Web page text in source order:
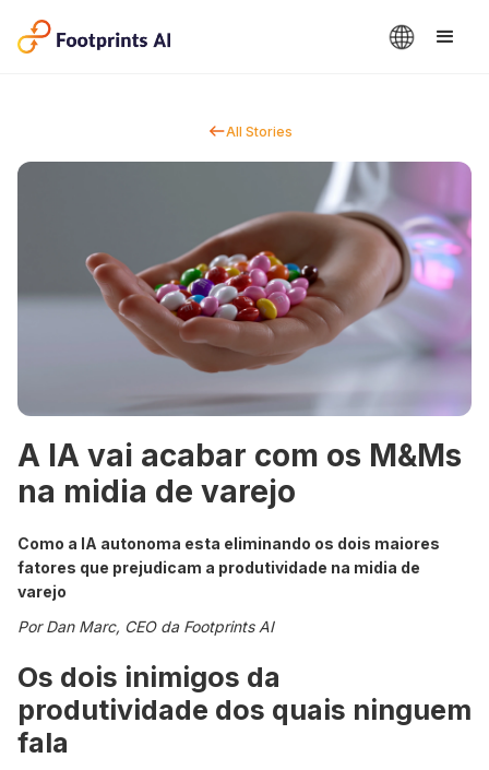
All Stories
A IA vai acabar com os M&Ms
na midia de varejo
Como a IA autonoma esta eliminando os dois maiores
fatores que prejudicam a produtividade na midia de
varejo
Por Dan Marc, CEO da Footprints AI
Os dois inimigos da
produtividade dos quais ninguem
fala